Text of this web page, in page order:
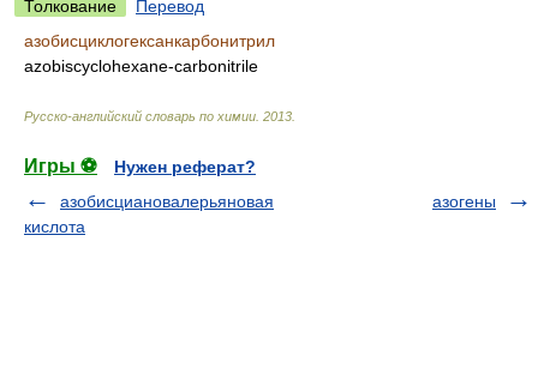
Толкование
Перевод
азобисциклогексанкарбонитрил
azobiscyclohexane-carbonitrile
Русско-английский словарь по химии 2013
Игры ⚽
Нужен реферат?
азобисциановалерьяновая
кислота
азогены